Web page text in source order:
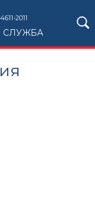
2011
СЛУЖБА